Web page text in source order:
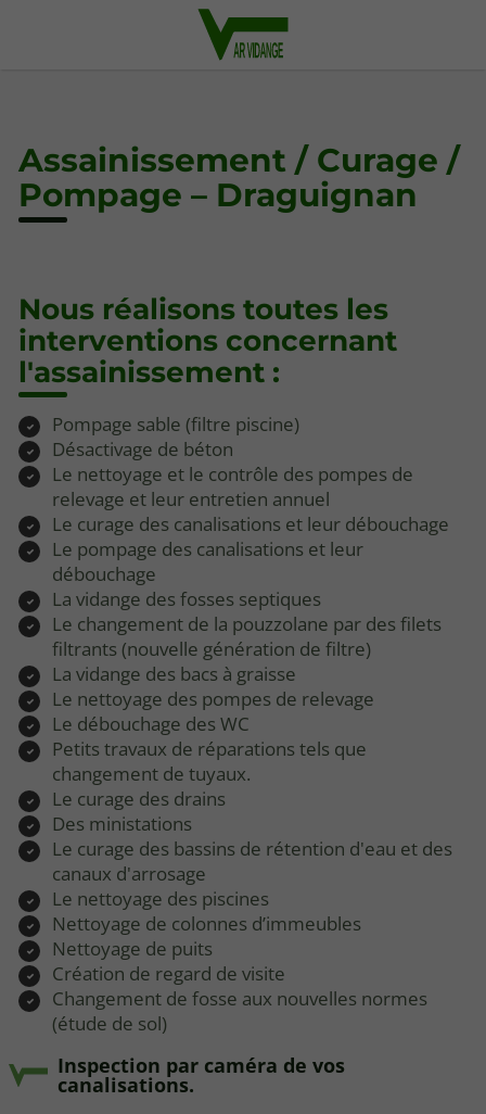
Assainissement / Curage /
Pompage – Draguignan
Nous réalisons toutes les
interventions concernant
l'assainissement :
Pompage sable (filtre piscine)
Désactivage de béton
Le nettoyage et le contrôle des pompes de
relevage et leur entretien annuel
Le curage des canalisations et leur débouchage
Le pompage des canalisations et leur
débouchage
La vidange des fosses septiques
Le changement de la pouzzolane par des filets
filtrants (nouvelle génération de filtre)
La vidange des bacs à graisse
Le nettoyage des pompes de relevage
Le débouchage des WC
Petits travaux de réparations tels que
changement de tuyaux.
Le curage des drains
Des ministations
Le curage des bassins de rétention d'eau et des
canaux d'arrosage
Le nettoyage des piscines
Nettoyage de colonnes d’immeubles
Nettoyage de puits
Création de regard de visite
Changement de fosse aux nouvelles normes
(étude de sol)
Inspection par caméra de vos
canalisations.